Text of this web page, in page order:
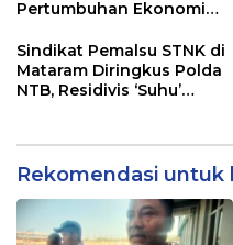
Pertumbuhan Ekonomi
Sindikat Pemalsu STNK di
Mataram Diringkus Polda
NTB, Residivis ‘Suhu’
Rekomendasi untuk